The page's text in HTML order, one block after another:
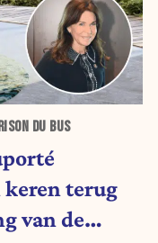
DU BUS
keren terug
van de